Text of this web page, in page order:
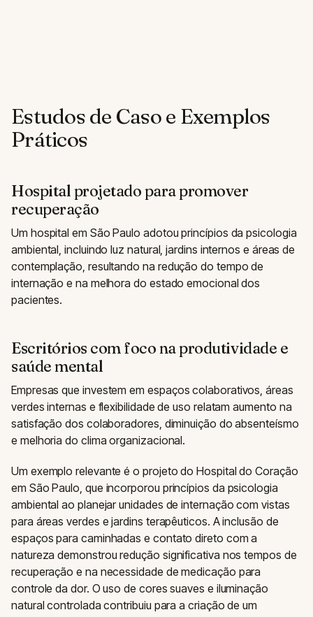
Estudos de Caso e Exemplos
Práticos
Hospital projetado para promover
recuperação
Um hospital em São Paulo adotou princípios da psicologia
ambiental, incluindo luz natural, jardins internos e áreas de
contemplação, resultando na redução do tempo de
internação e na melhora do estado emocional dos
pacientes.
Escritórios com foco na produtividade e
saúde mental
Empresas que investem em espaços colaborativos, áreas
verdes internas e flexibilidade de uso relatam aumento na
satisfação dos colaboradores, diminuição do absenteísmo
e melhoria do clima organizacional.
Um exemplo relevante é o projeto do Hospital do Coração
em São Paulo, que incorporou princípios da psicologia
ambiental ao planejar unidades de internação com vistas
para áreas verdes e jardins terapêuticos. A inclusão de
espaços para caminhadas e contato direto com a
natureza demonstrou redução significativa nos tempos de
recuperação e na necessidade de medicação para
controle da dor. O uso de cores suaves e iluminação
natural controlada contribuiu para a criação de um